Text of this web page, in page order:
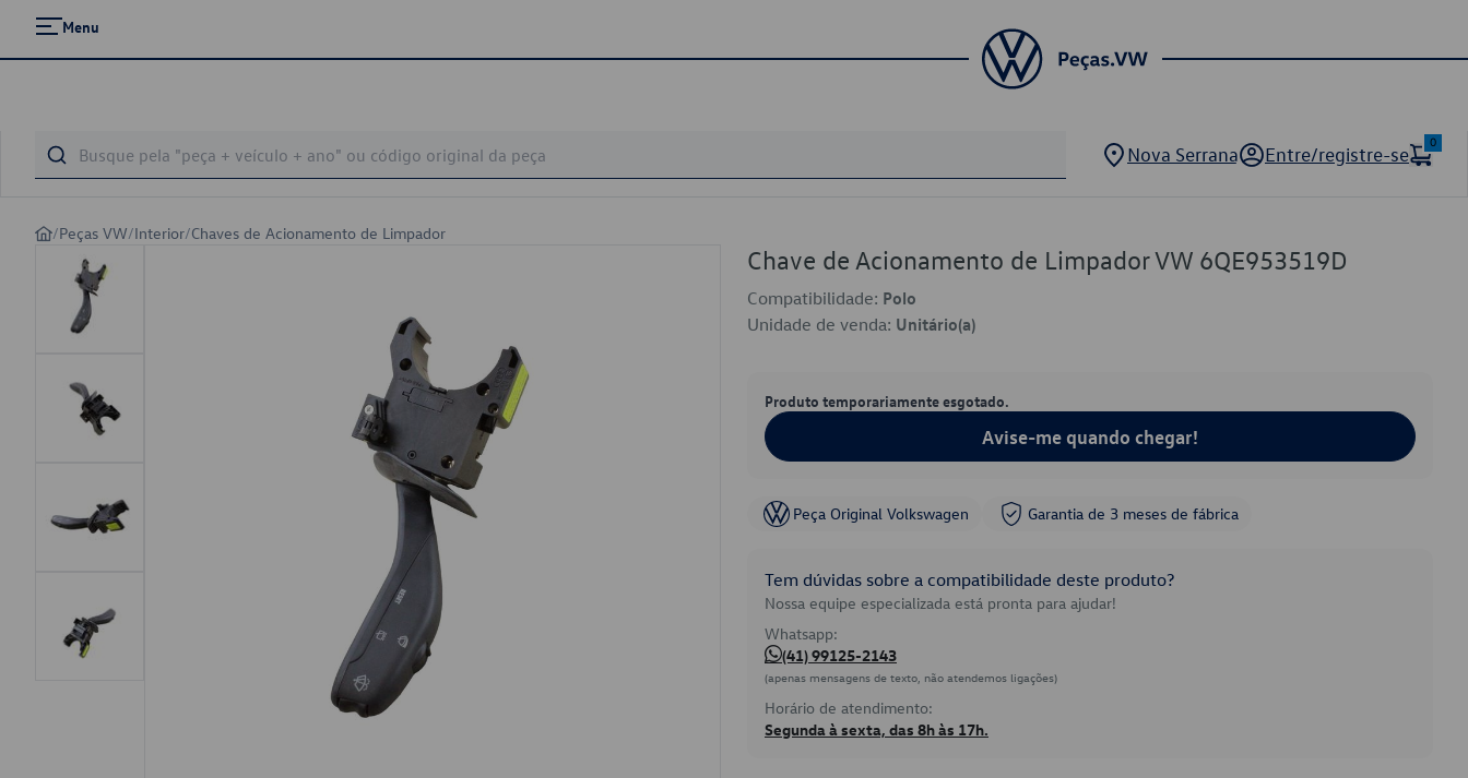
Menu
Nova Serrana Entre/registre-se
0
/Peças VW/Interior/Chaves de Acionamento de Limpador
Chave de Acionamento de Limpador VW 6QE953519D
Compatibilidade: Polo
Unidade de venda: Unitário(a)
Produto temporariamente esgotado.
Avise-me quando chegar!
Peça Original Volkswagen Garantia de 3 meses de fábrica
Tem dúvidas sobre a compatibilidade deste produto?
Nossa equipe especializada está pronta para ajudar!
Whatsapp:
(41) 99125-2143
(apenas mensagens de texto, não atendemos ligações)
Horário de atendimento:
Segunda à sexta, das 8h às 17h.